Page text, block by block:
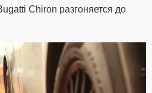
Chiron разгоняется до